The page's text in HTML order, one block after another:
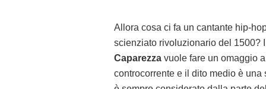
Allora cosa ci fa un cantante hip-
scienziato rivoluzionario del 1500?
Caparezza vuole fare un omaggio
controcorrente e il dito medio è